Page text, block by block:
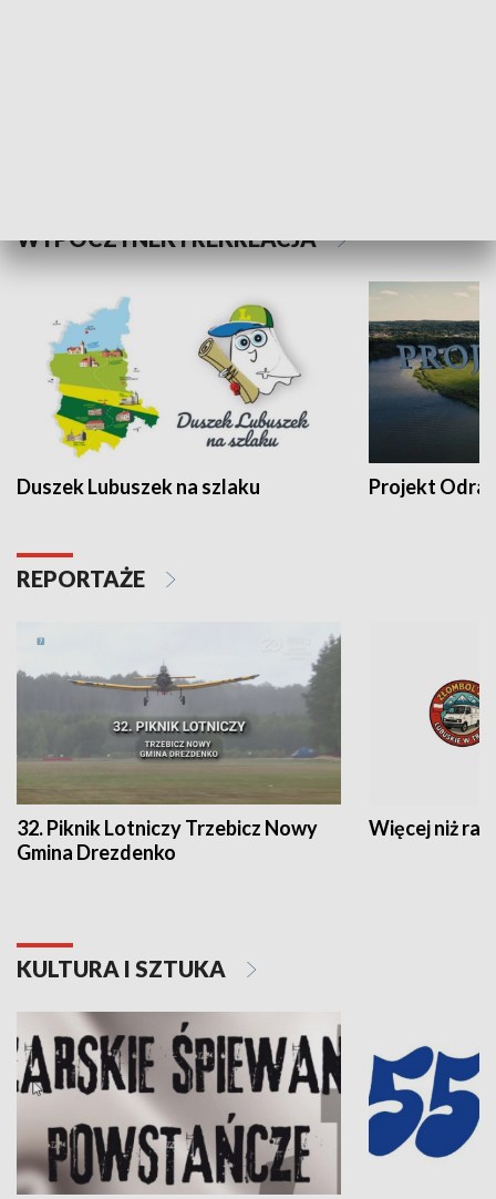
WYPOCZYNEK I REKREACJA
Duszek Lubuszek na szlaku Projekt Odra
REPORTAŻE
32. Piknik Lotniczy Trzebicz Nowy
Gmina Drezdenko
Więcej niż rajd
KULTURA I SZTUKA